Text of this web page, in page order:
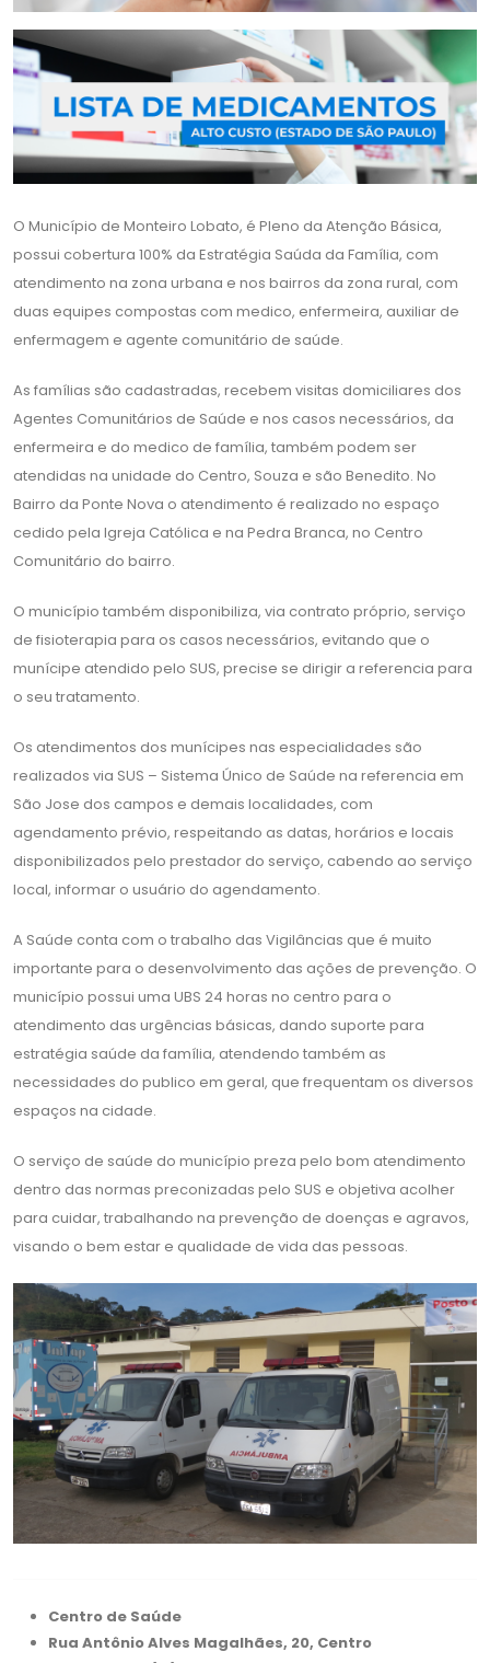
O Município de Monteiro Lobato, é Pleno da Atenção Básica,
possui cobertura 100% da Estratégia Saúda da Família, com
atendimento na zona urbana e nos bairros da zona rural, com
duas equipes compostas com medico, enfermeira, auxiliar de
enfermagem e agente comunitário de saúde.
As famílias são cadastradas, recebem visitas domiciliares dos
Agentes Comunitários de Saúde e nos casos necessários, da
enfermeira e do medico de família, também podem ser
atendidas na unidade do Centro, Souza e são Benedito. No
Bairro da Ponte Nova o atendimento é realizado no espaço
cedido pela Igreja Católica e na Pedra Branca, no Centro
Comunitário do bairro.
O município também disponibiliza, via contrato próprio, serviço
de fisioterapia para os casos necessários, evitando que o
munícipe atendido pelo SUS, precise se dirigir a referencia para
o seu tratamento.
Os atendimentos dos munícipes nas especialidades são
realizados via SUS – Sistema Único de Saúde na referencia em
São Jose dos campos e demais localidades, com
agendamento prévio, respeitando as datas, horários e locais
disponibilizados pelo prestador do serviço, cabendo ao serviço
local, informar o usuário do agendamento.
A Saúde conta com o trabalho das Vigilâncias que é muito
importante para o desenvolvimento das ações de prevenção. O
município possui uma UBS 24 horas no centro para o
atendimento das urgências básicas, dando suporte para
estratégia saúde da família, atendendo também as
necessidades do publico em geral, que frequentam os diversos
espaços na cidade.
O serviço de saúde do município preza pelo bom atendimento
dentro das normas preconizadas pelo SUS e objetiva acolher
para cuidar, trabalhando na prevenção de doenças e agravos,
visando o bem estar e qualidade de vida das pessoas.
Centro de Saúde
Rua Antônio Alves Magalhães, 20, Centro